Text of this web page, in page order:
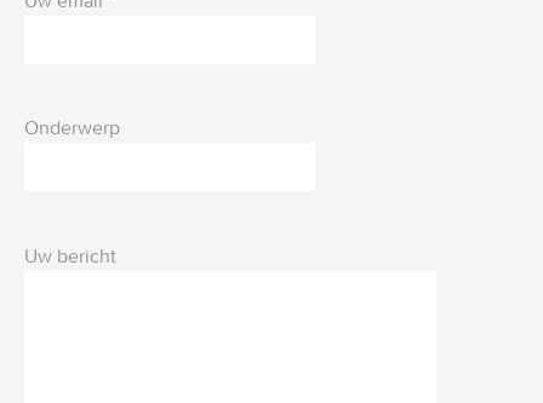
Onderwerp
Uw bericht